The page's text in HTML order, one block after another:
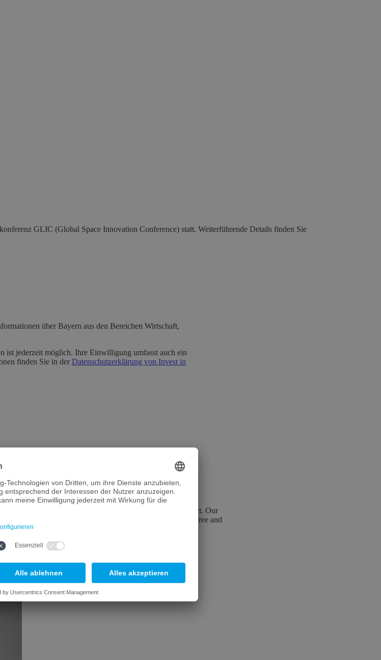
GLIC (Global Space Innovation Conference) statt. Weiterführende Details finden Sie
über Bayern aus den Bereichen Wirtschaft,
ist jederzeit möglich. Ihre Einwilligung umfasst auch ein
finden Sie in der Datenschutzerklärung von Invest in
information and top support for your investment project. Our
in Bavaria is happy to advise you, too. Our service is free and